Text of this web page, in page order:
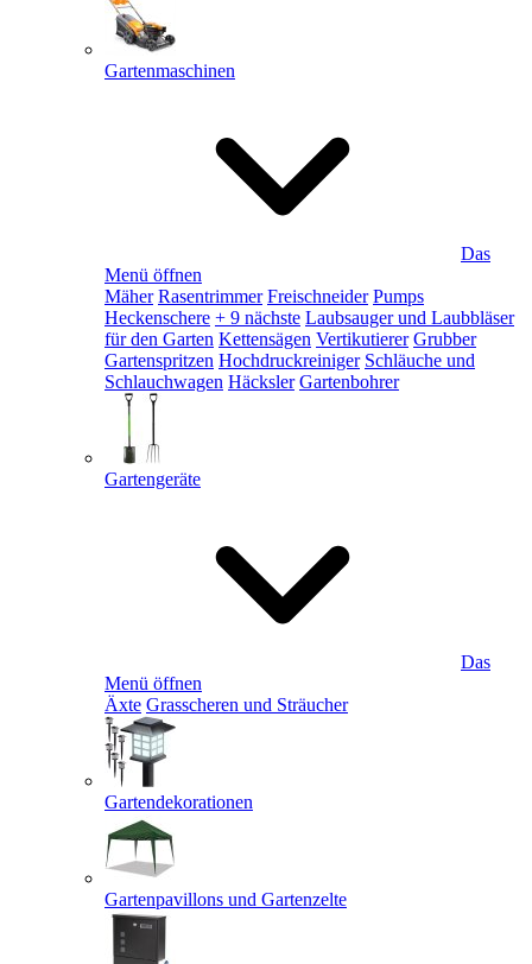
Gartenmaschinen
Das
Menü öffnen
Mäher Rasentrimmer Freischneider Pumps
Heckenschere + 9 nächste Laubsauger und Laubbläser
für den Garten Kettensägen Vertikutierer Grubber
Gartenspritzen Hochdruckreiniger Schläuche und
Schlauchwagen Häcksler Gartenbohrer
Gartengeräte
Das
Menü öffnen
Äxte Grasscheren und Sträucher
Gartendekorationen
Gartenpavillons und Gartenzelte